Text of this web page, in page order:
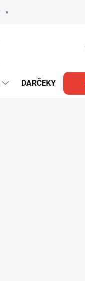
DARČEKY